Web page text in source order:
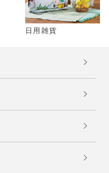
日用雑貨